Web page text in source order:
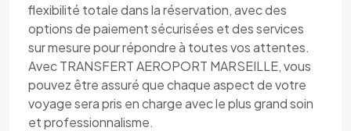
flexibilité totale dans la réservation, avec des
options de paiement sécurisées et des services
sur mesure pour répondre à toutes vos attentes.
Avec TRANSFERT AEROPORT MARSEILLE, vous
pouvez être assuré que chaque aspect de votre
voyage sera pris en charge avec le plus grand soin
et professionnalisme.